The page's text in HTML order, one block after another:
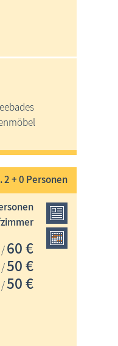
2 + 0 Personen
/60 €
/50 €
/50 €